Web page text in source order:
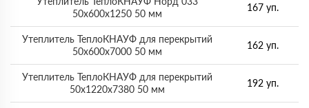
50х600х1250 50 мм
167 уп.
Утеплитель ТеплоКНАУФ для перекрытий
50х600х7000 50 мм
162 уп.
Утеплитель ТеплоКНАУФ для перекрытий
50х1220х7380 50 мм
192 уп.